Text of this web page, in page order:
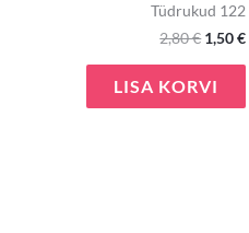
Tüdrukud 122
2,80€ 1,50€
LISA KORVI